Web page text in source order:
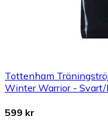
Tottenham
Winter Warrior -
599 kr